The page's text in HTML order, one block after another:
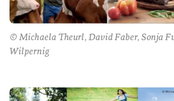
© Michaela Theurl, David Faber, Sonja
Wilpernig